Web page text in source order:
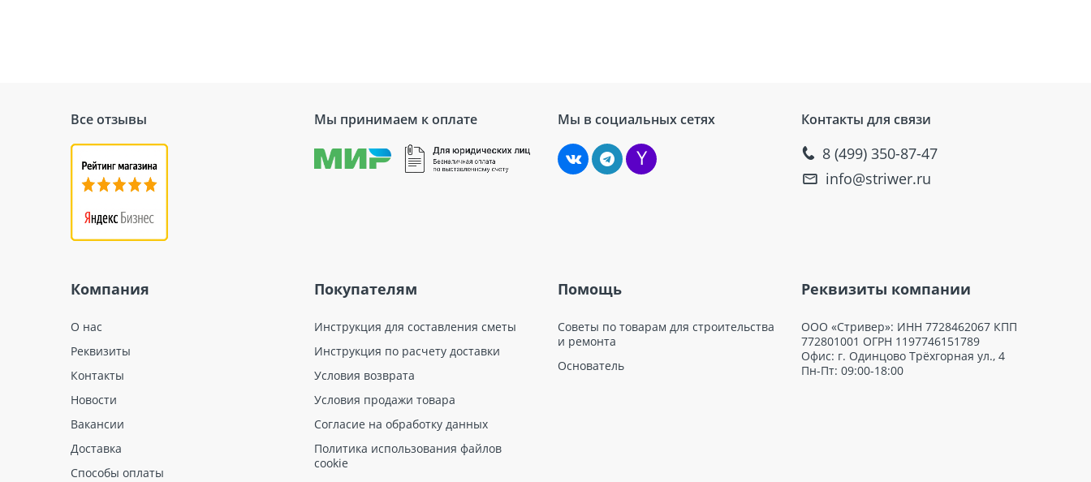
Все отзывы Мы принимаем к оплате Мы в социальных сетях Контакты для связи
8 (499) 350-87-47
info@striwer.ru
Компания
О нас
Реквизиты
Контакты
Новости
Вакансии
Доставка
Способы оплаты
Покупателям
Инструкция для составления сметы
Инструкция по расчету доставки
Условия возврата
Условия продажи товара
Согласие на обработку данных
Политика использования файлов
cookie
Помощь
Советы по товарам для строительства
и ремонта
Основатель
Реквизиты компании
ООО «Стривер»: ИНН 7728462067 КПП
772801001 ОГРН 1197746151789
Офис: г. Одинцово Трёхгорная ул., 4
Пн-Пт: 09:00-18:00